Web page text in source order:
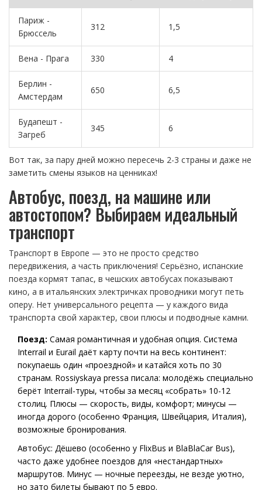
Париж -
Брюссель
312 1,5
Вена - Прага 330 4
Берлин -
Амстердам
650 6,5
Будапешт -
Загреб
345 6
Вот так, за пару дней можно пересечь 2-3 страны и даже не
заметить смены языков на ценниках!
Автобус, поезд, на машине или
автостопом? Выбираем идеальный
транспорт
Транспорт в Европе — это не просто средство
передвижения, а часть приключения! Серьёзно, испанские
поезда кормят тапас, в чешских автобусах показывают
кино, а в итальянских электричках проводники могут петь
оперу. Нет универсального рецепта — у каждого вида
транспорта свой характер, свои плюсы и подводные камни.
Поезд: Самая романтичная и удобная опция. Система
Interrail и Eurail даёт карту почти на весь континент:
покупаешь один «проездной» и катайся хоть по 30
странам. Rossiyskaya pressa писала: молодёжь специально
берёт Interrail-туры, чтобы за месяц «собрать» 10-12
столиц. Плюсы — скорость, виды, комфорт; минусы —
иногда дорого (особенно Франция, Швейцария, Италия),
возможные бронирования.
Автобус: Дёшево (особенно у FlixBus и BlaBlaCar Bus),
часто даже удобнее поездов для «нестандартных»
маршрутов. Минус — ночные переезды, не везде уютно,
но зато билеты бывают по 5 евро.